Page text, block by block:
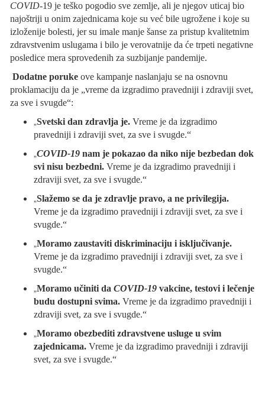
COVID-19 je teško pogodio sve zemlje, ali je njegov uticaj bio
najoštriji u onim zajednicama koje su već bile ugrožene i koje su
izloženije bolesti, jer su imale manje šanse za pristup kvalitetnim
zdravstvenim uslugama i bilo je verovatnije da će trpeti negativne
posledice mera sprovedenih za suzbijanje pandemije.
Dodatne poruke ove kampanje naslanjaju se na osnovnu
proklamaciju da je „vreme da izgradimo pravedniji i zdraviji svet,
za sve i svugde“:
„Svetski dan zdravlja je. Vreme je da izgradimo
pravedniji i zdraviji svet, za sve i svugde.“
„COVID-19 nam je pokazao da niko nije bezbedan dok
svi nisu bezbedni. Vreme je da izgradimo pravedniji i
zdraviji svet, za sve i svugde.“
„Slažemo se da je zdravlje pravo, a ne privilegija.
Vreme je da izgradimo pravedniji i zdraviji svet, za sve i
svugde.“
„Moramo zaustaviti diskriminaciju i isključivanje.
Vreme je da izgradimo pravedniji i zdraviji svet, za sve i
svugde.“
„Moramo učiniti da COVID-19 vakcine, testovi i lečenje
budu dostupni svima. Vreme je da izgradimo pravedniji i
zdraviji svet, za sve i svugde.“
„Moramo obezbediti zdravstvene usluge u svim
zajednicama. Vreme je da izgradimo pravedniji i zdraviji
svet, za sve i svugde.“